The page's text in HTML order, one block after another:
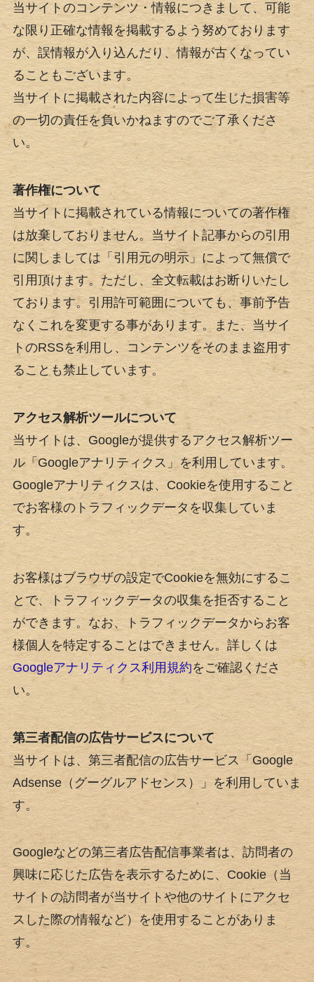
当サイトのコンテンツ・情報につきまして、可能
な限り正確な情報を掲載するよう努めております
が、誤情報が入り込んだり、情報が古くなってい
ることもございます。
当サイトに掲載された内容によって生じた損害等
の一切の責任を負いかねますのでご了承くださ
い。
著作権について
当サイトに掲載されている情報についての著作権
は放棄しておりません。当サイト記事からの引用
に関しましては「引用元の明示」によって無償で
引用頂けます。ただし、全文転載はお断りいたし
ております。引用許可範囲についても、事前予告
なくこれを変更する事があります。また、当サイ
トのRSSを利用し、コンテンツをそのまま盗用す
ることも禁止しています。
アクセス解析ツールについて
当サイトは、Googleが提供するアクセス解析ツー
ル「Googleアナリティクス」を利用しています。
Googleアナリティクスは、Cookieを使用すること
でお客様のトラフィックデータを収集していま
す。
お客様はブラウザの設定でCookieを無効にするこ
とで、トラフィックデータの収集を拒否すること
ができます。なお、トラフィックデータからお客
様個人を特定することはできません。詳しくは
Googleアナリティクス利用規約をご確認くださ
い。
第三者配信の広告サービスについて
当サイトは、第三者配信の広告サービス「Google
Adsense（グーグルアドセンス）」を利用していま
す。
Googleなどの第三者広告配信事業者は、訪問者の
興味に応じた広告を表示するために、Cookie（当
サイトの訪問者が当サイトや他のサイトにアクセ
スした際の情報など）を使用することがありま
す。